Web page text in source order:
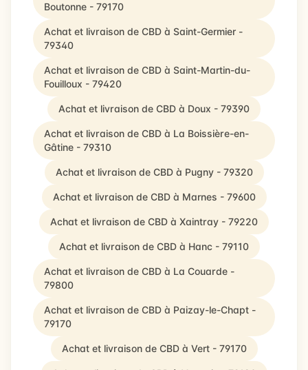
Boutonne - 79170
Achat et livraison de CBD à Saint-Germier -
79340
Achat et livraison de CBD à Saint-Martin-du-
Fouilloux - 79420
Achat et livraison de CBD à Doux - 79390
Achat et livraison de CBD à La Boissière-en-
Gâtine - 79310
Achat et livraison de CBD à Pugny - 79320
Achat et livraison de CBD à Marnes - 79600
Achat et livraison de CBD à Xaintray - 79220
Achat et livraison de CBD à Hanc - 79110
Achat et livraison de CBD à La Couarde -
79800
Achat et livraison de CBD à Paizay-le-Chapt -
79170
Achat et livraison de CBD à Vert - 79170